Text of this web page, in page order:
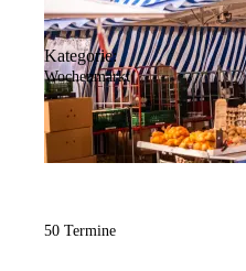
Kategorie:
Wochenmarkt
50 Termine